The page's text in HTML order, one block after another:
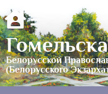
Белорусской
(Белорусского